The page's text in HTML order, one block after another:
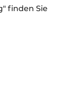
finden Sie